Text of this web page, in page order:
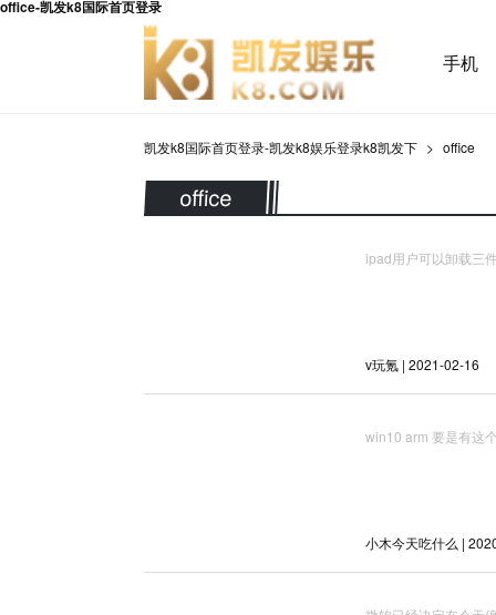
office-凯发k8国际首页登录
手机
凯发k8国际首页登录-凯发k8娱乐登录k8凯发下 office
office
ipad用户可以卸载三
v玩氪 | 2021-02-16
win10 arm 要是有这
小木今天吃什么 |